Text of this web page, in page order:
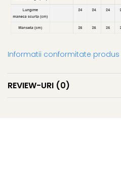
Informatii conformitate produs
REVIEW-URI (0)